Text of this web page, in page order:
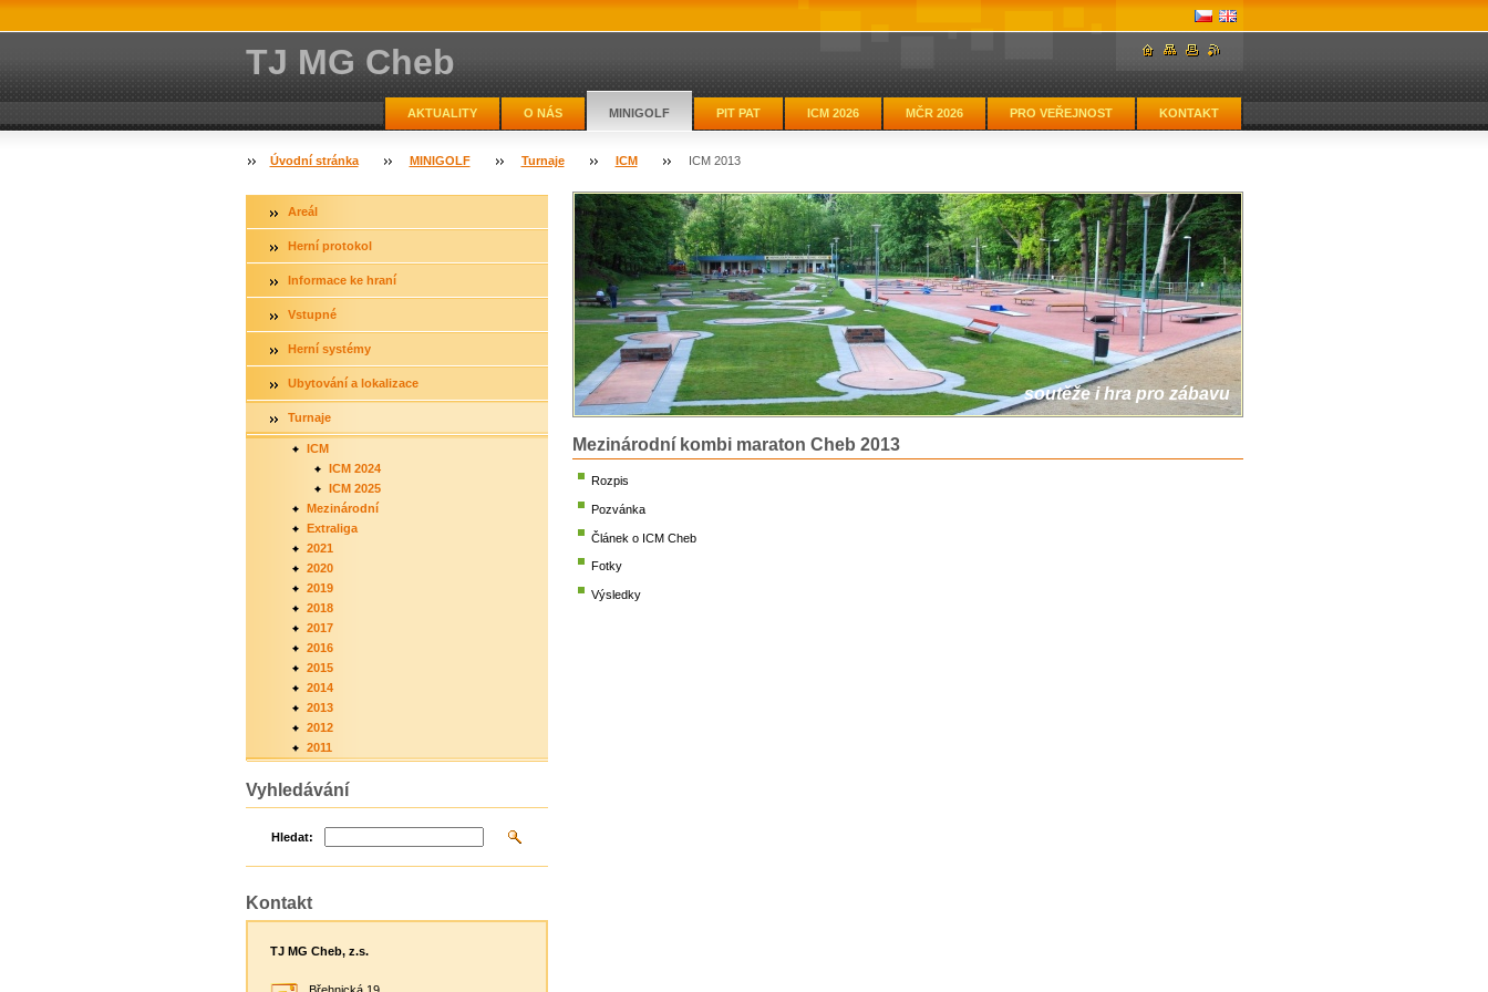
TJ MG Cheb
AKTUALITY O NÁS MINIGOLF PIT PAT ICM 2026 MČR 2026 PRO VEŘEJNOST KONTAKT
Úvodní stránka MINIGOLF Turnaje ICM ICM 2013
soutěže i hra pro zábavu
Mezinárodní kombi maraton Cheb 2013
Rozpis
Pozvánka
Článek o ICM Cheb
Fotky
Výsledky
Areál
Herní protokol
Informace ke hraní
Vstupné
Herní systémy
Ubytování a lokalizace
Turnaje
ICM
ICM 2024
ICM 2025
Mezinárodní
Extraliga
2021
2020
2019
2018
2017
2016
2015
2014
2013
2012
2011
Vyhledávání
Hledat:
Kontakt
TJ MG Cheb, z.s.
Břehnická 19